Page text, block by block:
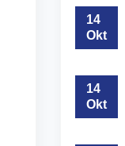
14
Okt
14
Okt